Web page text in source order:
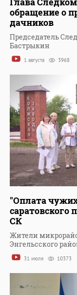
обращение о
дачников
Председатель
Бастрыкин
1 августа 3968
"Оплата
СК
Жители
Энгельсского
31 июля 10373